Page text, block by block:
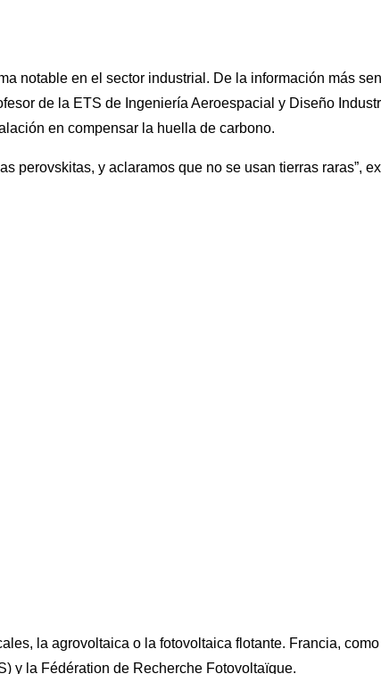
notable en el sector industrial. De la información más
de la ETS de Ingeniería Aeroespacial y Diseño
en compensar la huella de carbono.
perovskitas, y aclaramos que no se usan tierras raras”,
la agrovoltaica o la fotovoltaica flotante. Francia, como
y la Fédération de Recherche Fotovoltaïque.